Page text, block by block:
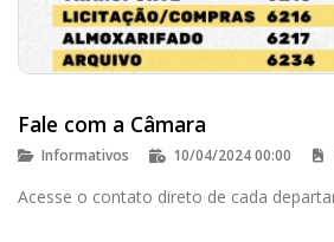
Fale com a Câmara
Informativos 10/04/2024 00:00
Acesse o contato direto de cada